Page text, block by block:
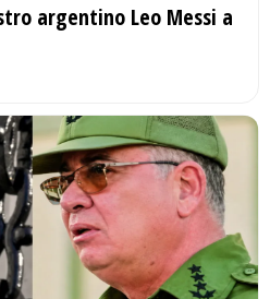
argentino Leo Messi a